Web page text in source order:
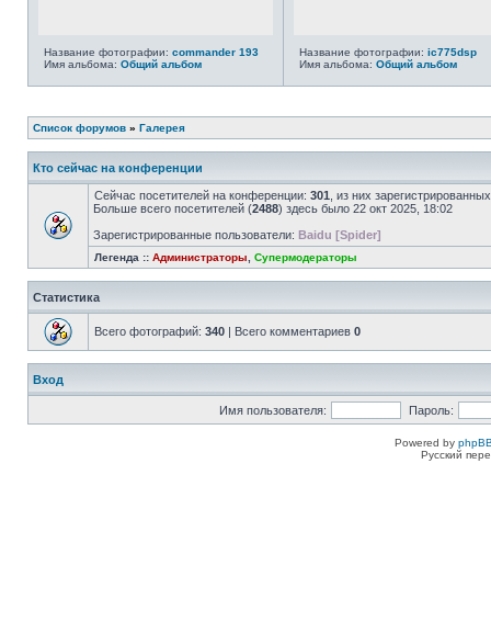
Название фотографии: commander 193
Имя альбома: Общий альбом
Название фотографии: ic775dsp
Имя альбома: Общий альбом
Список форумов » Галерея
Кто сейчас на конференции
Сейчас посетителей на конференции: 301 , из них
Больше всего посетителей (2488) здесь было 22 окт 2025, 18:02
Зарегистрированные пользователи: Baidu [Spider]
Легенда :: Администраторы Супермодераторы
Статистика
Всего фотографий: 340 | Всего комментариев 0
Вход
Имя пользователя: Пароль:
Powered by
Русский